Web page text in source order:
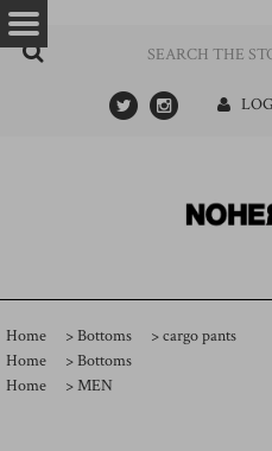
…- ->
Home >Bottoms >cargo pants
Home
>Bottoms
Home
>MEN